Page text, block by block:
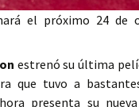
el próximo 24 de
estrenó su última
que tuvo a
presenta su